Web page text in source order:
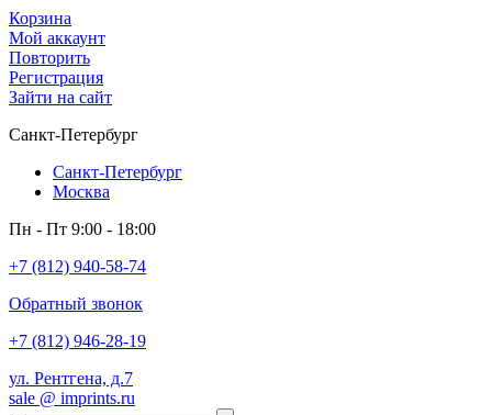
Корзина
Мой аккаунт
Повторить
Регистрация
Зайти на сайт
Санкт-Петербург
Санкт-Петербург
Москва
Пн - Пт 9:00 - 18:00
+7 (812) 940-58-74
Обратный звонок
+7 (812) 946-28-19
ул. Рентгена, д.7
sale @ imprints.ru